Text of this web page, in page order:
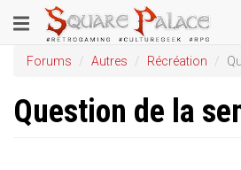
au
contenu
principal
Toggle
navigation
Forums Autres Récréation
Question de la